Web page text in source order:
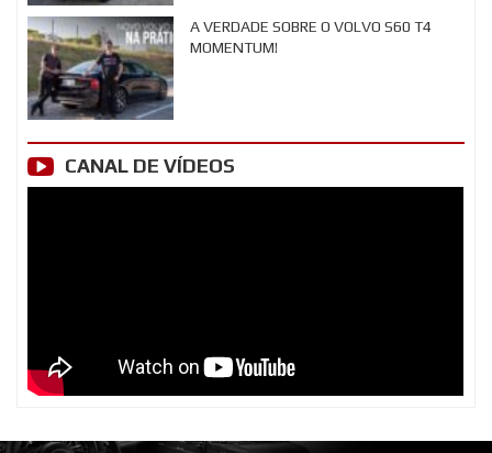
A VERDADE SOBRE O VOLVO S60 T4
MOMENTUM!
CANAL DE VÍDEOS